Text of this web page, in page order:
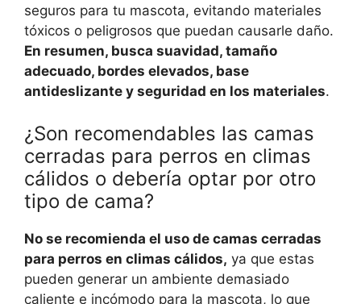
seguros para tu mascota, evitando materiales
tóxicos o peligrosos que puedan causarle daño.
En resumen, busca suavidad, tamaño
adecuado, bordes elevados, base
antideslizante y seguridad en los materiales.
¿Son recomendables las camas
cerradas para perros en climas
cálidos o debería optar por otro
tipo de cama?
No se recomienda el uso de camas cerradas
para perros en climas cálidos, ya que estas
pueden generar un ambiente demasiado
caliente e incómodo para la mascota, lo que